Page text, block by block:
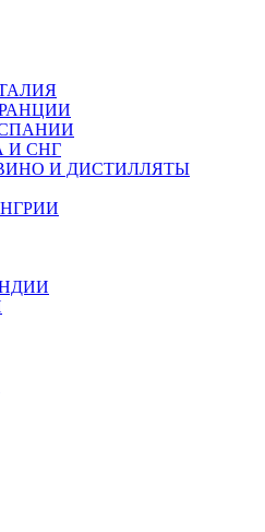
И СНГ
И ДИСТИЛЛЯТЫ